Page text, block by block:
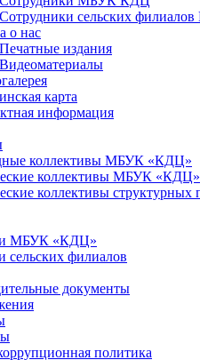
Сотрудники сельских
о нас
Печатные издания
Видеоматериалы
карта
информация
коллективы МБУК «КДЦ»
коллективы МБУК «КДЦ»
коллективы структурных
МБУК «КДЦ»
сельских филиалов
документы
политика